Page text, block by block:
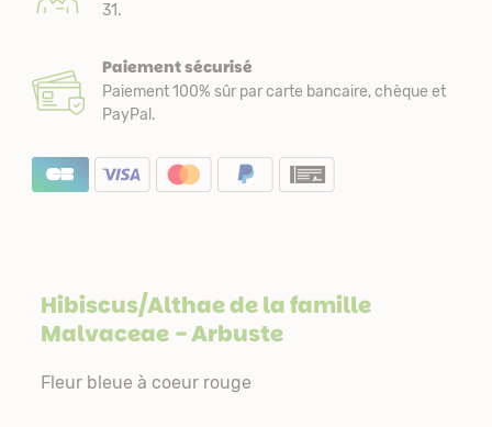
31.
Paiement sécurisé
Paiement 100% sûr par carte bancaire, chèque et
PayPal.
Hibiscus/Althae de la famille
Malvaceae- Arbuste
Fleur bleue à coeur rouge